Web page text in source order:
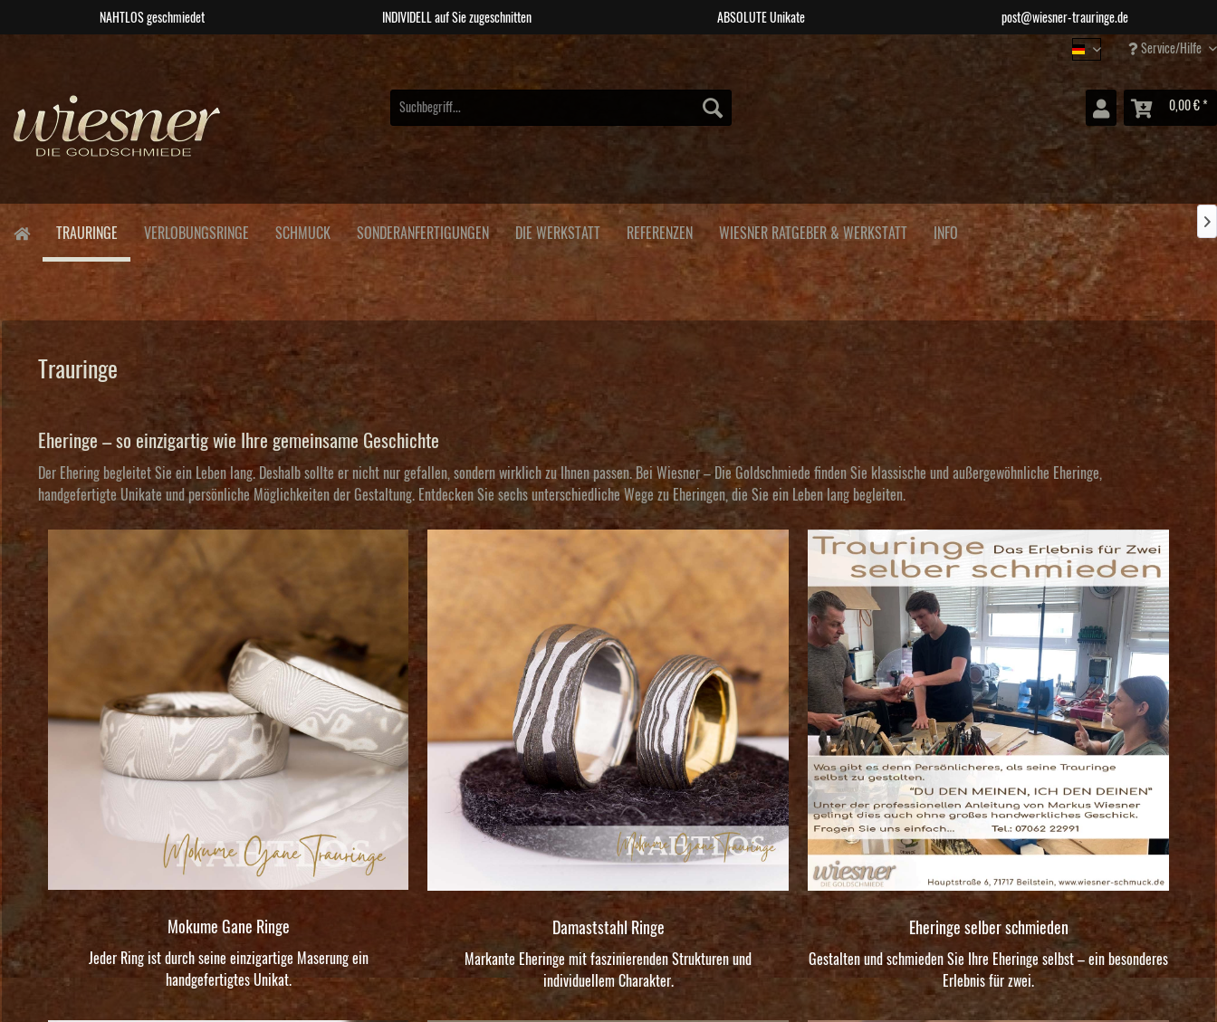
NAHTLOS geschmiedet INDIVIDELL auf Sie zugeschnitten ABSOLUTE Unikate post@wiesner-trauringe.de
Wiesner SchmuckService/Hilfe
0,00 € *
TRAURINGE VERLOBUNGSRINGE SCHMUCK SONDERANFERTIGUNGEN DIE WERKSTATT REFERENZEN WIESNER RATGEBER & WERKSTATT INFO

Trauringe
Eheringe – so einzigartig wie Ihre gemeinsame Geschichte
Der Ehering begleitet Sie ein Leben lang. Deshalb sollte er nicht nur gefallen, sondern wirklich zu Ihnen passen. Bei Wiesner – Die Goldschmiede finden Sie klassische und außergewöhnliche Eheringe,
handgefertigte Unikate und persönliche Möglichkeiten der Gestaltung. Entdecken Sie sechs unterschiedliche Wege zu Eheringen, die Sie ein Leben lang begleiten.
Mokume Gane Ringe
Jeder Ring ist durch seine einzigartige Maserung ein
handgefertigtes Unikat.
Damaststahl Ringe
Markante Eheringe mit faszinierenden Strukturen und
individuellem Charakter.
Eheringe selber schmieden
Gestalten und schmieden Sie Ihre Eheringe selbst – ein besonderes
Erlebnis für zwei.